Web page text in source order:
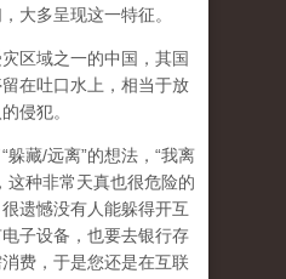
大多呈现这一特征。
区域之一的中国，其国
在吐口水上，相当于放
侵犯。
躲藏/远离”的想法，“我离
这种非常天真也很危险的
遗憾没有人能躲得开互
子设备，也要去银行存
费，于是您还是在互联